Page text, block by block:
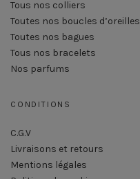
Tous nos colliers
Toutes nos boucles d’oreilles
Toutes nos bagues
Tous nos bracelets
Nos parfums
CONDITIONS
C.G.V
Livraisons et retours
Mentions légales